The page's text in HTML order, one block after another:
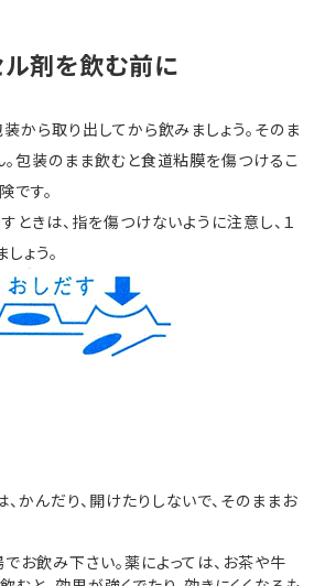
ル剤を飲む前に
から取り出してから飲みましょう。そのま
包装のまま飲むと食道粘膜を傷つけるこ
です。
ときは、指を傷つけないように注意し、１
ょう。
かんだり、開けたりしないで、そのままお
お飲み下さい。薬によっては、お茶や牛